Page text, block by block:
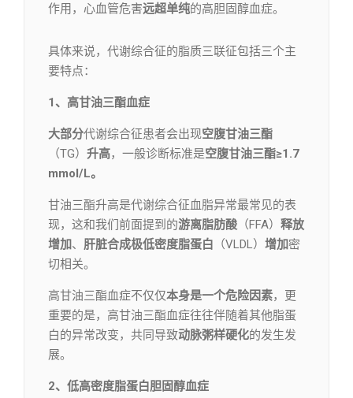
作用，心血管危害远超单纯的高胆固醇血症。
具体来说，代谢综合征的脂质三联征包括三个主
要特点：
1、高甘油三酯血症
大部分代谢综合征患者会出现空腹甘油三酯
（TG） 升高，一般诊断标准是空腹甘油三酯≥1.7
mmol/L。
甘油三酯升高是代谢综合征血脂异常最常见的表
现，这和我们前面提到的游离脂肪酸 （FFA） 释放
增加、 肝脏合成极低密度脂蛋白 （VLDL） 增加密
切相关。
高甘油三酯血症不仅仅本身是一个危险因素，更
重要的是，高甘油三酯血症往往伴随着其他脂蛋
白的异常改变，共同导致动脉粥样硬化的发生发
展。
2、低高密度脂蛋白胆固醇血症